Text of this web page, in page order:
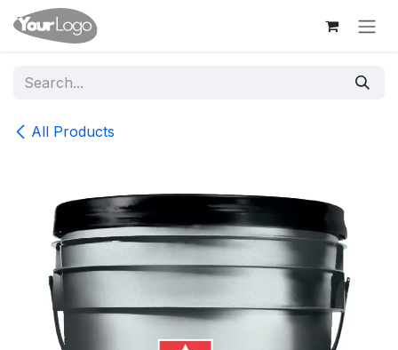
Skip to Content
All Products